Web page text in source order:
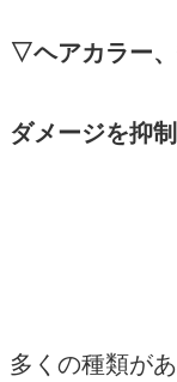
▽ヘアカラー
ダメージを抑
多くの種類が